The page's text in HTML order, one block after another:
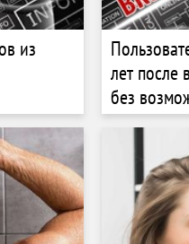
из
лет после
без